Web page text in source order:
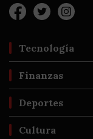
Tecnología
Finanzas
Deportes
Cultura